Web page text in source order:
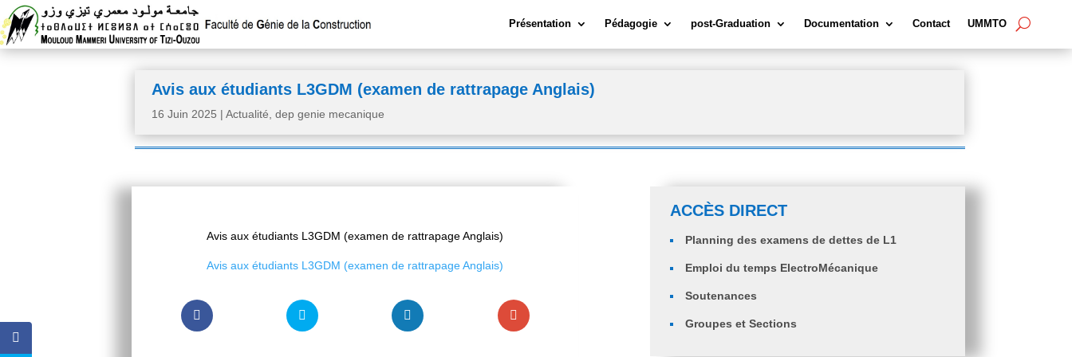
Présentation Pédagogie post-Graduation Documentation Contact UMMTO
Avis aux étudiants L3GDM (examen de rattrapage Anglais)
16 Juin 2025 |Actualité ,dep genie mecanique
Avis aux étudiants L3GDM (examen de rattrapage Anglais)
Avis aux étudiants L3GDM (examen de rattrapage Anglais)
ACCÈS DIRECT
Planning des examens de dettes de L1
Emploi du temps ElectroMécanique
Soutenances
Groupes et Sections